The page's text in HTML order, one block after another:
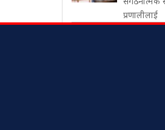
प्रणालीलाई